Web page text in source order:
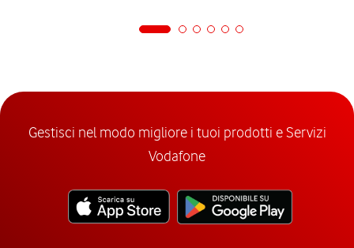
Gestisci nel modo migliore i tuoi prodotti e Servizi
Vodafone